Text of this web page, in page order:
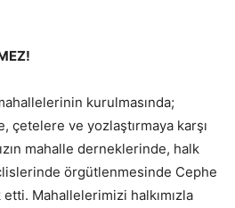
kurulmasında;
çetelere ve yozlaştırmaya karşı
mahalle derneklerinde, halk
örgütlenmesinde Cephe
Mahallelerimizi halkımızla